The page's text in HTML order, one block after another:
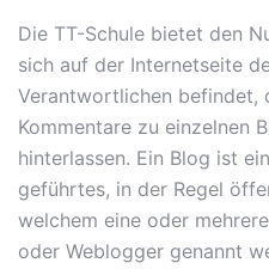
Die TT-Schule bietet den
sich auf der Internetseite
Verantwortlichen befindet,
Kommentare zu einzelnen
hinterlassen. Ein Blog ist
geführtes, in der Regel
welchem eine oder
oder Weblogger genannt